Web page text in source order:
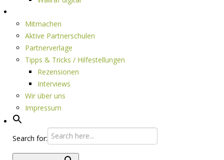
Mitmachen
Aktive Partnerschulen
Partnerverlage
Tipps & Tricks / Hilfestellungen
Rezensionen
Interviews
Wir über uns
Impressum
Search for: